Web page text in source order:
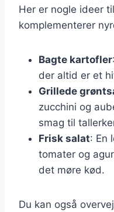
Her er nogle ideer
komplementerer
Bagte kartofler
der altid er et
Grillede
zucchini og
smag til
Frisk salat: En
tomater og
det møre kød.
Du kan også